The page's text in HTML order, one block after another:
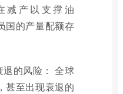
减产以支撑油
国的产量配额存
退的风险： 全球
甚至出现衰退的